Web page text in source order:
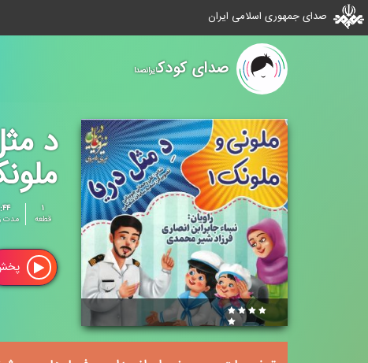
صدای جمهوری اسلامی ایران
صدای کودکایرانصدا
د
۱
قطعه
مدت